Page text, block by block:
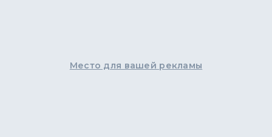
Место для вашей рекламы